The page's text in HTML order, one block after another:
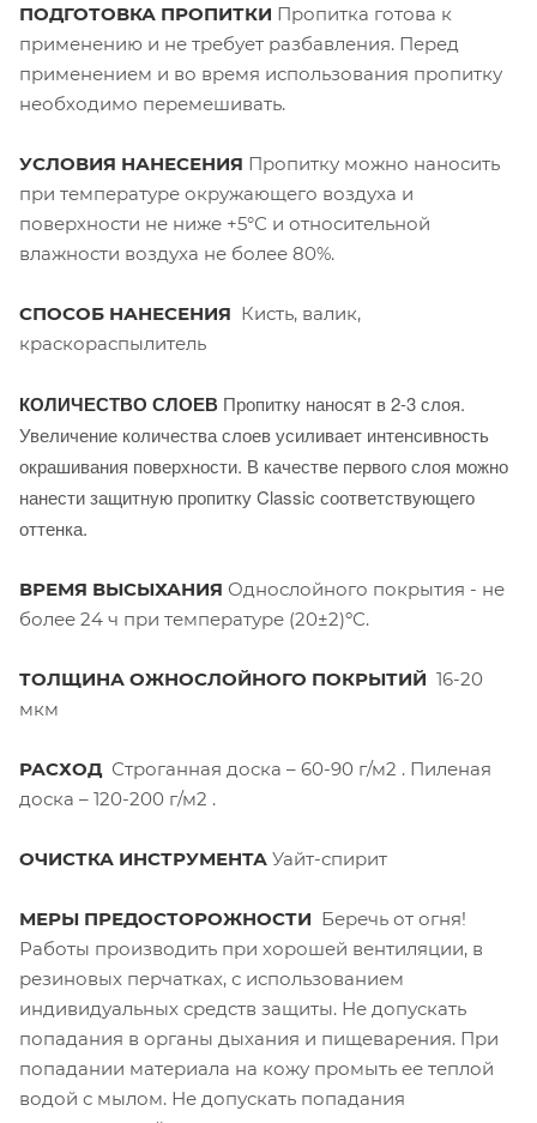
ПОДГОТОВКА ПРОПИТКИ Пропитка готова к
применению и не требует разбавления. Перед
применением и во время использования пропитку
необходимо перемешивать.
УСЛОВИЯ НАНЕСЕНИЯ Пропитку можно наносить
при температуре окружающего воздуха и
поверхности не ниже +5°С и относительной
влажности воздуха не более 80%.
СПОСОБ НАНЕСЕНИЯ Кисть, валик,
краскораспылитель
КОЛИЧЕСТВО СЛОЕВ Пропитку наносят в 2-3 слоя.
Увеличение количества слоев усиливает интенсивность
окрашивания поверхности. В качестве первого слоя можно
нанести защитную пропитку Classic соответствующего
оттенка.
ВРЕМЯ ВЫСЫХАНИЯ Однослойного покрытия - не
более 24 ч при температуре (20±2)ºС.
ТОЛЩИНА ОЖНОСЛОЙНОГО ПОКРЫТИЙ 16-20
мкм
РАСХОД Строганная доска – 60-90 г/м2 . Пиленая
доска – 120-200 г/м2 .
ОЧИСТКА ИНСТРУМЕНТА Уайт-спирит
МЕРЫ ПРЕДОСТОРОЖНОСТИ Беречь от огня!
Работы производить при хорошей вентиляции, в
резиновых перчатках, с использованием
индивидуальных средств защиты. Не допускать
попадания в органы дыхания и пищеварения. При
попадании материала на кожу промыть ее теплой
водой с мылом. Не допускать попадания